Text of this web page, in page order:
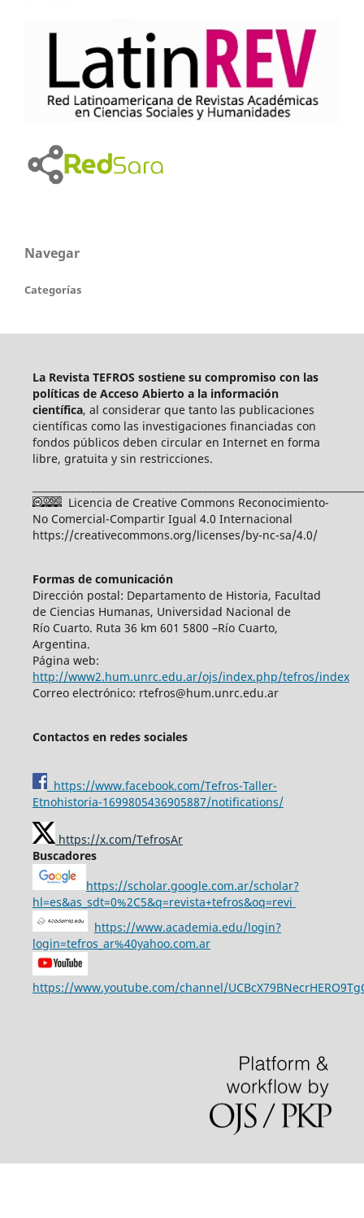
Navegar
Categorías
La Revista TEFROS sostiene su compromiso con las
políticas de Acceso Abierto a la información
científica, al considerar que tanto las publicaciones
científicas como las investigaciones financiadas con
fondos públicos deben circular en Internet en forma
libre, gratuita y sin restricciones.
Licencia de Creative Commons Reconocimiento-
No Comercial-Compartir Igual 4.0 Internacional
https://creativecommons.org/licenses/by-nc-sa/4.0/
Formas de comunicación
Dirección postal: Departamento de Historia, Facultad
de Ciencias Humanas, Universidad Nacional de
Río Cuarto. Ruta 36 km 601 5800 –Río Cuarto,
Argentina.
Página web:
http://www2.hum.unrc.edu.ar/ojs/index.php/tefros/index
Correo electrónico: rtefros@hum.unrc.edu.ar
Contactos en redes sociales
https://www.facebook.com/Tefros-Taller-
Etnohistoria-1699805436905887/notifications/
https://x.com/TefrosAr
Buscadores
https://scholar.google.com.ar/scholar?
hl=es&as_sdt=0%2C5&q=revista+tefros&oq=revi
https://www.academia.edu/login?
login=tefros_ar%40yahoo.com.ar
https://www.youtube.com/channel/